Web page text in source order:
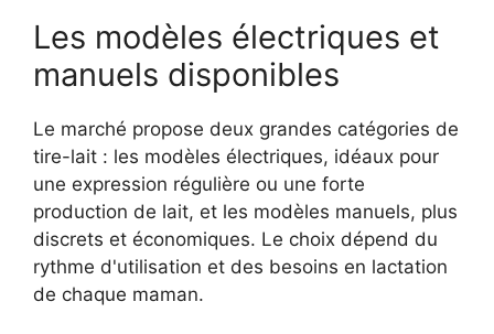
Les modèles électriques et
manuels disponibles
Le marché propose deux grandes catégories de
tire-lait : les modèles électriques, idéaux pour
une expression régulière ou une forte
production de lait, et les modèles manuels, plus
discrets et économiques. Le choix dépend du
rythme d'utilisation et des besoins en lactation
de chaque maman.